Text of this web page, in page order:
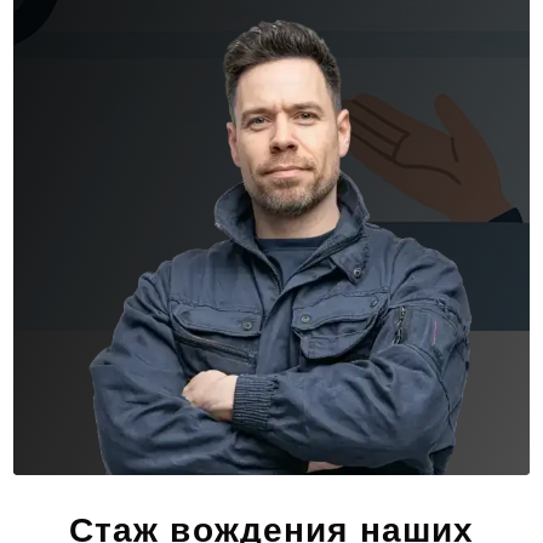
Стаж вождения наших